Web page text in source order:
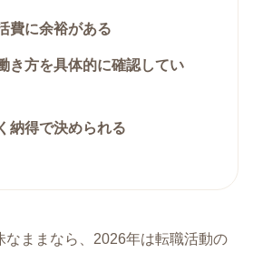
費に余裕がある
き方を具体的に確認してい
納得で決められる
なままなら、2026年は転職活動の